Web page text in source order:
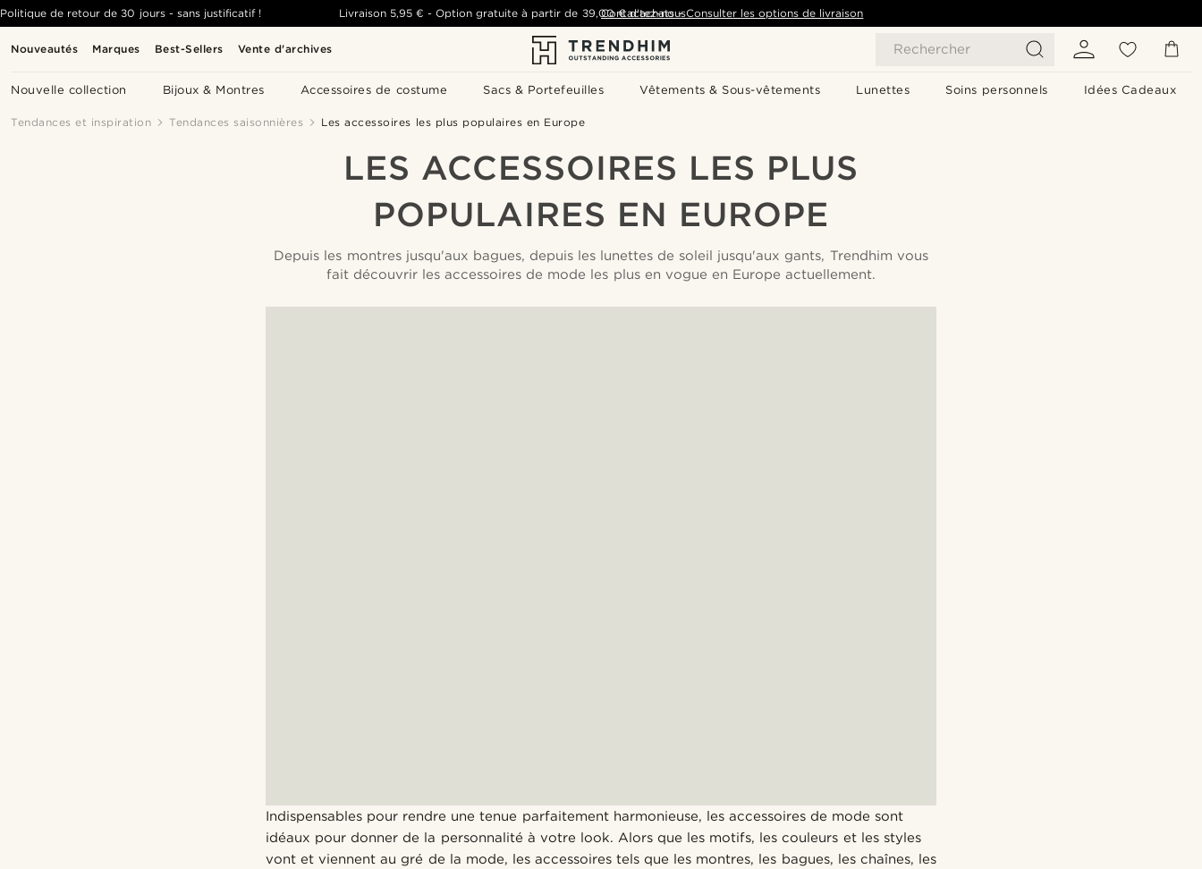
Nouveautés Marques Best-Sellers Vente d'archives Rechercher
Nouvelle collection Bijoux & Montres Accessoires de costume Sacs & Portefeuilles Vêtements & Sous-vêtements Lunettes Soins personnels Idées Cadeaux
Politique de retour de 30 jours - sans justificatif ! Livraison 5,95 € -Option gratuite à partir de 39,00 € d'achats- Consulter les options de livraison
Contactez-nous
Tendances et inspiration Tendances saisonnières Les accessoires les plus populaires en Europe
LES ACCESSOIRES LES PLUS
POPULAIRES EN EUROPE
Depuis les montres jusqu'aux bagues, depuis les lunettes de soleil jusqu'aux gants, Trendhim vous
fait découvrir les accessoires de mode les plus en vogue en Europe actuellement.
Indispensables pour rendre une tenue parfaitement harmonieuse, les accessoires de mode sont
idéaux pour donner de la personnalité à votre look. Alors que les motifs, les couleurs et les styles
vont et viennent au gré de la mode, les accessoires tels que les montres, les bagues, les chaînes, les